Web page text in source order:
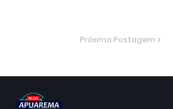
Próxima Postagem